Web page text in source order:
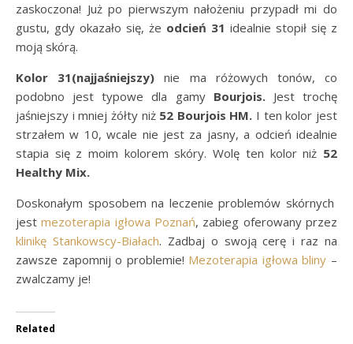
zaskoczona! Już po pierwszym nałożeniu przypadł mi do
gustu, gdy okazało się, że odcień 31 idealnie stopił się z
moją skórą.
Kolor 31(najjaśniejszy) nie ma różowych tonów, co
podobno jest typowe dla gamy Bourjois. Jest trochę
jaśniejszy i mniej żółty niż 52 Bourjois HM. I ten kolor jest
strzałem w 10, wcale nie jest za jasny, a odcień idealnie
stapia się z moim kolorem skóry. Wolę ten kolor niż 52
Healthy Mix.
Doskonałym sposobem na leczenie problemów skórnych
jestmezoterapia igłowa Poznań, zabieg oferowany przez
klinikę Stankowscy-Białach. Zadbaj o swoją cerę i raz na
zawsze zapomnij o problemie! Mezoterapia igłowa bliny –
zwalczamy je!
Related